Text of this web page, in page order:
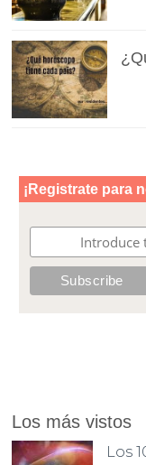
Los más vistos
Los